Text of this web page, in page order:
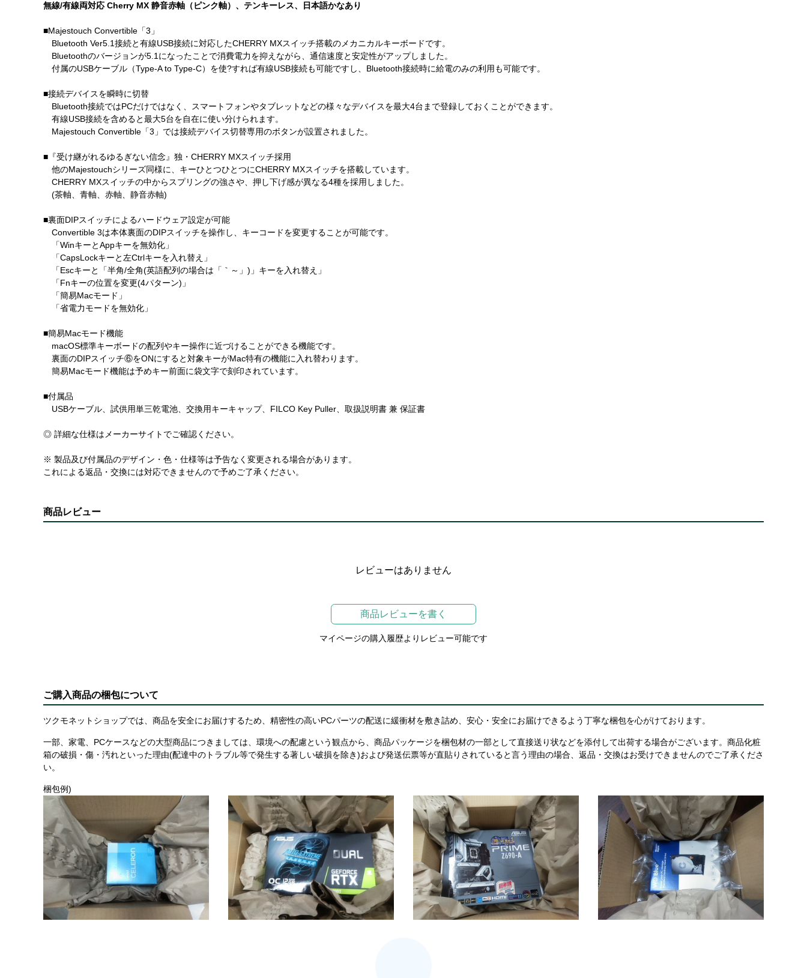
無線/有線両対応 Cherry MX 静音赤軸（ピンク軸）、テンキーレス、日本語かなあり
■Majestouch Convertible「3」
Bluetooth Ver5.1接続と有線USB接続に対応したCHERRY MXスイッチ搭載のメカニカルキーボードです。
Bluetoothのバージョンが5.1になったことで消費電力を抑えながら、通信速度と安定性がアップしました。
付属のUSBケーブル（Type-A to Type-C）を使?すれば有線USB接続も可能ですし、Bluetooth接続時に給電のみの利用も可能です。
■接続デバイスを瞬時に切替
Bluetooth接続ではPCだけではなく、スマートフォンやタブレットなどの様々なデバイスを最大4台まで登録しておくことができます。
有線USB接続を含めると最大5台を自在に使い分けられます。
Majestouch Convertible「3」では接続デバイス切替専用のボタンが設置されました。
■『受け継がれるゆるぎない信念』独・CHERRY MXスイッチ採用
他のMajestouchシリーズ同様に、キーひとつひとつにCHERRY MXスイッチを搭載しています。
CHERRY MXスイッチの中からスプリングの強さや、押し下げ感が異なる4種を採用しました。
(茶軸、青軸、赤軸、静音赤軸)
■裏面DIPスイッチによるハードウェア設定が可能
Convertible 3は本体裏面のDIPスイッチを操作し、キーコードを変更することが可能です。
「WinキーとAppキーを無効化」
「CapsLockキーと左Ctrlキーを入れ替え」
「Escキーと「半角/全角(英語配列の場合は「｀～」)」キーを入れ替え」
「Fnキーの位置を変更(4パターン)」
「簡易Macモード」
「省電力モードを無効化」
■簡易Macモード機能
macOS標準キーボードの配列やキー操作に近づけることができる機能です。
裏面のDIPスイッチ⑥をONにすると対象キーがMac特有の機能に入れ替わります。
簡易Macモード機能は予めキー前面に袋文字で刻印されています。
■付属品
USBケーブル、試供用単三乾電池、交換用キーキャップ、FILCO Key Puller、取扱説明書 兼 保証書
◎ 詳細な仕様はメーカーサイトでご確認ください。
※ 製品及び付属品のデザイン・色・仕様等は予告なく変更される場合があります。
これによる返品・交換には対応できませんので予めご了承ください。
商品レビュー
レビューはありません
商品レビューを書く
マイページの購入履歴よりレビュー可能です
ご購入商品の梱包について
ツクモネットショップでは、商品を安全にお届けするため、精密性の高いPCパーツの配送に緩衝材を敷き詰め、安心・安全にお届けできるよう丁寧な梱包を心がけております。
一部、家電、PCケースなどの大型商品につきましては、環境への配慮という観点から、商品パッケージを梱包材の一部として直接送り状などを添付して出荷する場合がございます。商品化粧
箱の破損・傷・汚れといった理由(配達中のトラブル等で発生する著しい破損を除き)および発送伝票等が直貼りされていると言う理由の場合、返品・交換はお受けできませんのでご了承くださ
い。
梱包例)